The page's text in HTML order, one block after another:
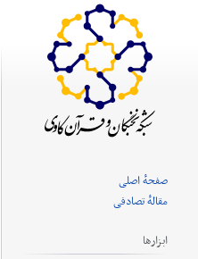
صفحهٔ اصلی
مقالهٔ تصادفی
ابزارها